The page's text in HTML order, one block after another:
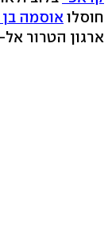
חוסלואוסמה בן
ארגון הטרור